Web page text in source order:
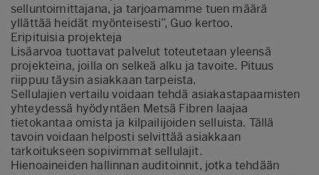
selluntoimittajana, ja tarjoamamme tuen määrä
yllättää heidät myönteisesti”, Guo kertoo.
Eripituisia projekteja
Lisäarvoa tuottavat palvelut toteutetaan yleensä
projekteina, joilla on selkeä alku ja tavoite. Pituus
riippuu täysin asiakkaan tarpeista.
Sellulajien vertailu voidaan tehdä asiakastapaamisten
yhteydessä hyödyntäen Metsä Fibren laajaa
tietokantaa omista ja kilpailijoiden selluista. Tällä
tavoin voidaan helposti selvittää asiakkaan
tarkoitukseen sopivimmat sellulajit.
Hienoaineiden hallinnan auditoinnit, jotka tehdään